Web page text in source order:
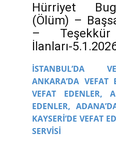
Hürriyet
(Ölüm) –
–
İlanları-
İSTANBUL’DA
ANKARA’DA VEFAT
VEFAT EDENLER,
EDENLER,
KAYSERİ’DE VEFAT
SERVİSİ